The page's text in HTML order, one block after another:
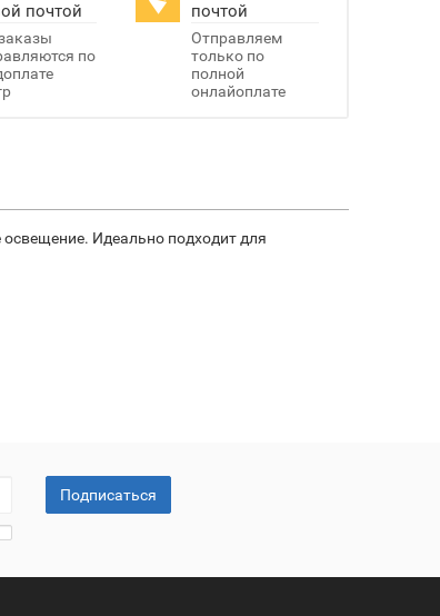
почтой
по
почтой
Отправляем
только по
полной
онлайоплате
Идеально подходит для
Подписаться